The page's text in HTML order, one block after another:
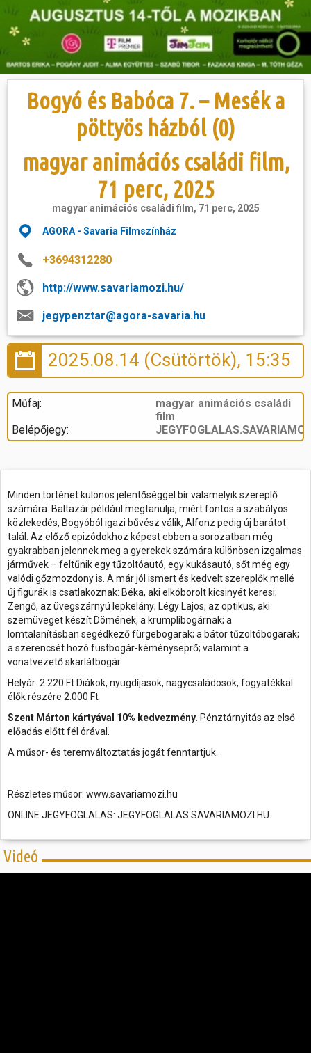
Bogyó és Babóca 7. – Mesék a
pöttyös házból (0)
magyar animációs családi film,
71 perc, 2025
magyar animációs családi film, 71 perc, 2025
AGORA - Savaria Filmszínház
+3694312280
http://www.savariamozi.hu/
jegypenztar@agora-savaria.hu
2025.08.14 (Csütörtök), 15:35
Műfaj:
magyar animációs családi
film
Belépőjegy:
Minden történet különös jelentőséggel bír valamelyik szereplő
számára: Baltazár például megtanulja, miért fontos a szabályos
közlekedés, Bogyóból igazi bűvész válik, Alfonz pedig új barátot
talál. Az előző epizódokhoz képest ebben a sorozatban még
gyakrabban jelennek meg a gyerekek számára különösen izgalmas
járművek – feltűnik egy tűzoltóautó, egy kukásautó, sőt még egy
valódi gőzmozdony is. A már jól ismert és kedvelt szereplők mellé
új figurák is csatlakoznak: Béka, aki elkóborolt kicsinyét keresi;
Zengő, az üvegszárnyú lepkelány; Légy Lajos, az optikus, aki
szemüveget készít Dömének, a krumplibogárnak; a
lomtalanításban segédkező fürgebogarak; a bátor tűzoltóbogarak;
a szerencsét hozó füstbogár-kéményseprő; valamint a
vonatvezető skarlátbogár.
Helyár: 2.220 Ft Diákok, nyugdíjasok, nagycsaládosok, fogyatékkal
élők részére 2.000 Ft
Szent Márton kártyával 10% kedvezmény. Pénztárnyitás az első
előadás előtt fél órával.
A műsor- és teremváltoztatás jogát fenntartjuk.
Részletes műsor: www.savariamozi.hu
ONLINE JEGYFOGLALAS: JEGYFOGLALAS.SAVARIAMOZI.HU.
Videó